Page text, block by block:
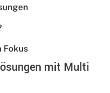
Fokus
mit Multi